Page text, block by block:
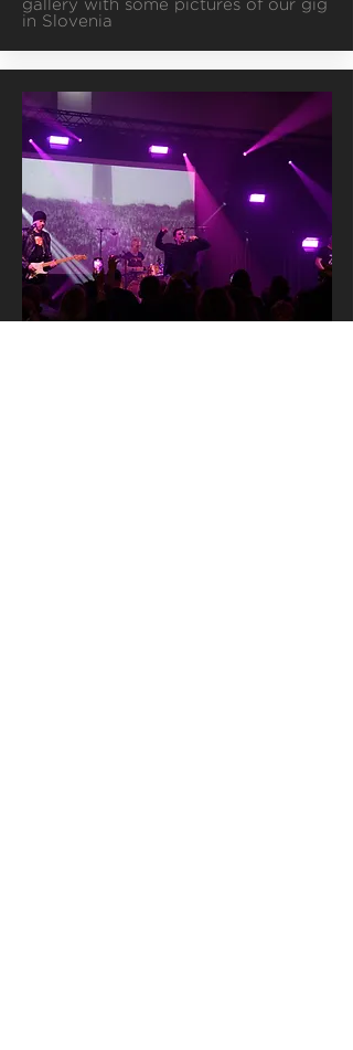
gallery with some pictures of our gig
in Slovenia